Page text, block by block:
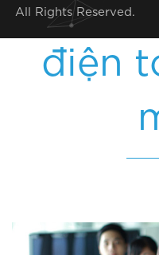
All Rights Reserved.
điện